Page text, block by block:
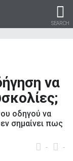
SEARCH
το
να
οδηγού να
σημαίνει πως
- -